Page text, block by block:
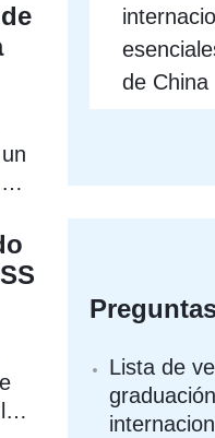
de China
Lista de